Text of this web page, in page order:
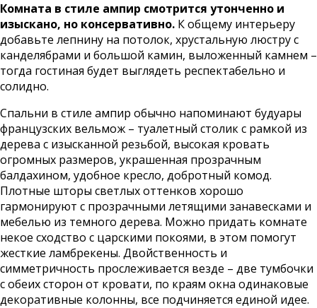
Комната в стиле ампир смотрится утонченно и
изыскано, но консервативно. К общему интерьеру
добавьте лепнину на потолок, хрустальную люстру с
канделябрами и большой камин, выложенный камнем –
тогда гостиная будет выглядеть респектабельно и
солидно.
Спальни в стиле ампир обычно напоминают будуары
французских вельмож – туалетный столик с рамкой из
дерева с изысканной резьбой, высокая кровать
огромных размеров, украшенная прозрачным
балдахином, удобное кресло, добротный комод.
Плотные шторы светлых оттенков хорошо
гармонируют с прозрачными летящими занавесками и
мебелью из темного дерева. Можно придать комнате
некое сходство с царскими покоями, в этом помогут
жесткие ламбрекены. Двойственность и
симметричность прослеживается везде – две тумбочки
с обеих сторон от кровати, по краям окна одинаковые
декоративные колонны, все подчиняется единой идее.